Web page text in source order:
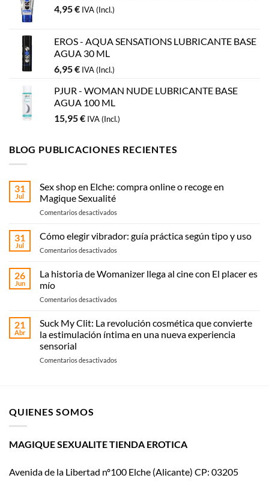
4,95€ IVA (Incl.)
EROS - AQUA SENSATIONS LUBRICANTE BASE
AGUA 30 ML
6,95€ IVA (Incl.)
PJUR - WOMAN NUDE LUBRICANTE BASE
AGUA 100 ML
15,95€ IVA (Incl.)
BLOG PUBLICACIONES RECIENTES
31
Jul
Sex shop en Elche: compra online o recoge en
Magique Sexualité
Comentarios desactivadosen
shop
en
Elche:
online
en
Sexualité
31
Jul
Cómo elegir vibrador: guía práctica según tipo y uso
Comentarios desactivadosen
elegir
vibrador:
práctica
tipo
26
Jun
La historia de Womanizer llega al cine con El placer es
mío
Comentarios desactivadosen
historia
de
Womanizer
al
21
Abr
Suck My Clit: La revolución cosmética que convierte
la estimulación íntima en una nueva experiencia
sensorial
Comentarios desactivadosen
convierte
íntima
QUIENES SOMOS
MAGIQUE SEXUALITE TIENDA EROTICA
Avenida de la Libertad nº100 Elche (Alicante) CP: 03205